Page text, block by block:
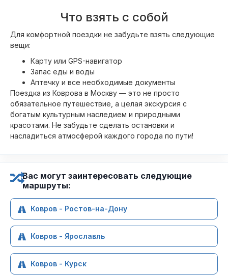
Что взять с собой
Для комфортной поездки не забудьте взять следующие
вещи:
Карту или GPS-навигатор
Запас еды и воды
Аптечку и все необходимые документы
Поездка из Коврова в Москву — это не просто
обязательное путешествие, а целая экскурсия с
богатым культурным наследием и природными
красотами. Не забудьте сделать остановки и
насладиться атмосферой каждого города по пути!
Вас могут заинтересовать следующие
маршруты:
Ковров - Ростов-на-Дону
Ковров - Ярославль
Ковров - Курск